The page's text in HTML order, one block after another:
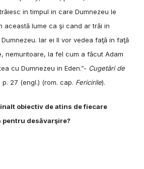
in timpul in care Dumnezeu le
această lume ca şi cand ar trăi in
Iar ei Il vor vedea faţă in faţă
nemuritoare, la fel cum a făcut Adam
cu Dumnezeu in Eden.”- Cugetări de
p. 27 (engl.) (rom. cap. Fericirile).
obiectiv de atins de fiecare
desăvarşire?